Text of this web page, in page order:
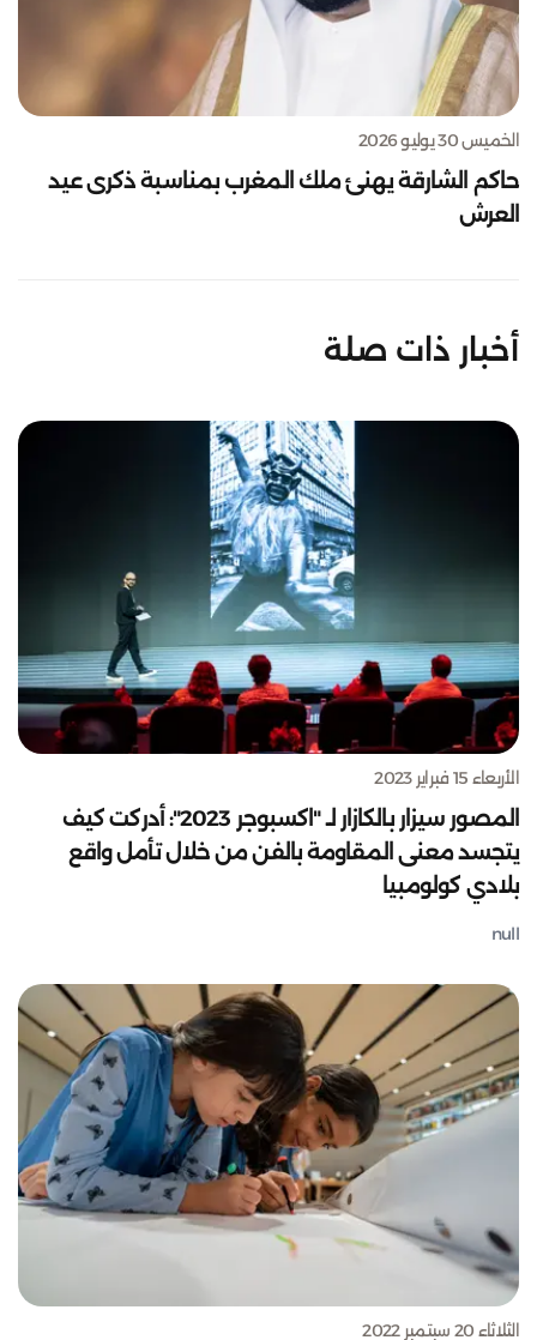
الخميس 30 يوليو 2026
حاكم الشارقة يهنئ ملك المغرب بمناسبة ذكرى عيد
العرش
أخبار ذات صلة
الأربعاء 15 فبراير 2023
المصور سيزار بالكازار لـ "اكسبوجر 2023": أدركت كيف
يتجسد معنى المقاومة بالفن من خلال تأمل واقع
بلادي كولومبيا
null
الثلاثاء 20 سبتمبر 2022